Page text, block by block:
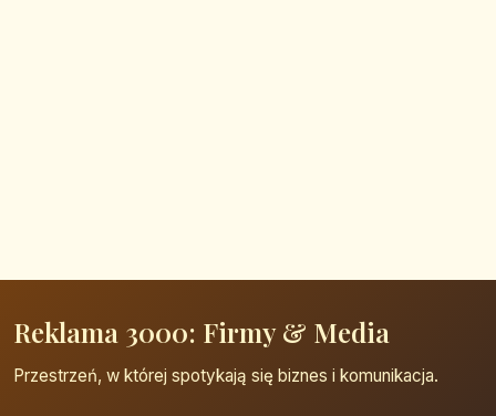
Reklama 3000: Firmy & Media
Przestrzeń, w której spotykają się biznes i komunikacja.